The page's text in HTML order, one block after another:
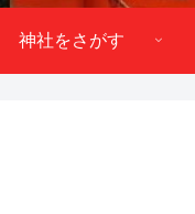
神社をさがす